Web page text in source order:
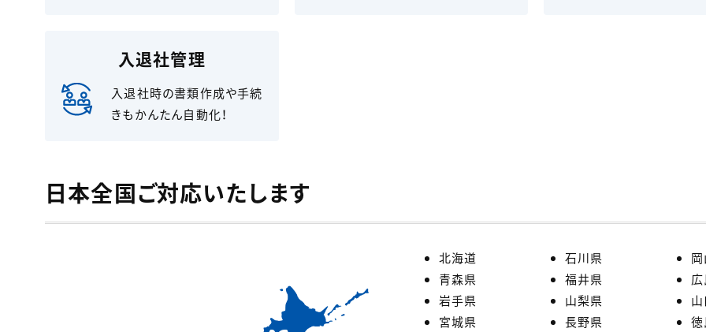
入退社管理
入退社時の書類作成や手続
きもかんたん自動化！
日本全国ご対応いたします
北海道
青森県
岩手県
宮城県
石川県
福井県
山梨県
長野県